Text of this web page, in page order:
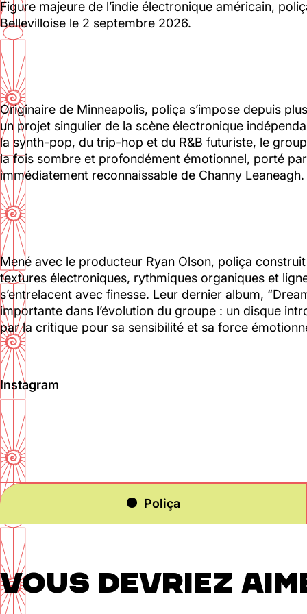
Le Toit
Lun, Mar, Mer, Jeu, Ven : 17h - 00h00
Sam, Dim : 15h00 - 00h00
Voir la carte
01 46 36 07 07
88 Ménilmontant
Mer, Jeu : 17h - 22h00
Ven : 17h - 23h00
Sam : 15h00 - 23h00
Dim : 15h00 - 22h00
Lun, Mar : Fermé
Du Mercredi au Dimanche
Nous suivre
Poliça
Figure majeure de l’indie électronique américain,
Bellevilloise le 2 septembre 2026.
Originaire de Minneapolis, poliça s’impose depuis
un projet singulier de la scène électronique
la synth-pop, du trip-hop et du R&B futuriste, le
la fois sombre et profondément émotionnel, porté
immédiatement reconnaissable de Channy Leaneagh.
Mené avec le producteur Ryan Olson, poliça
textures électroniques, rythmiques organiques et
s’entrelacent avec finesse. Leur dernier album,
importante dans l’évolution du groupe : un disque
par la critique pour sa sensibilité et sa force
Instagram
VOUS DEVRIEZ